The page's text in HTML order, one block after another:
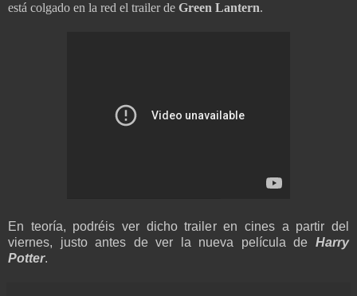
está colgado en la red el trailer de Green Lantern.
En teoría, podréis ver dicho trailer en cines a partir del
viernes, justo antes de ver la nueva película de Harry
Potter.